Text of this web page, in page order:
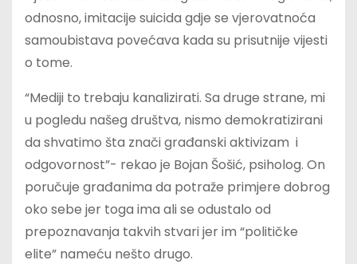
odnosno, imitacije suicida gdje se vjerovatnoća
samoubistava povećava kada su prisutnije vijesti
o tome.
“Mediji to trebaju kanalizirati. Sa druge strane, mi
u pogledu našeg društva, nismo demokratizirani
da shvatimo šta znači građanski aktivizam i
odgovornost”- rekao je Bojan Šošić, psiholog. On
poručuje građanima da potraže primjere dobrog
oko sebe jer toga ima ali se odustalo od
prepoznavanja takvih stvari jer im “političke
elite” nameću nešto drugo.